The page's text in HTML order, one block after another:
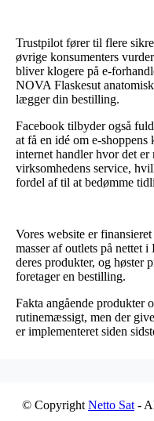
Trustpilot fører til flere
øvrige konsumenters
bliver klogere på e-
NOVA Flaskesut
lægger din bestilling.
Facebook tilbyder også
at få en idé om e-
internet handler hvor det
virksomhedens service,
fordel af til at bedømme
Vores website er
masser af outlets på nettet
deres produkter, og høster
foretager en bestilling.
Fakta angående produkter
rutinemæssigt, men der
er implementeret siden
© Copyright Netto Sat -